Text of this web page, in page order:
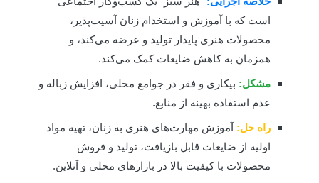
است که با آموزش و استخدام زنان آسیب‌پذیر،
محصولات هنری پایدار تولید و عرضه می‌کند، و
همزمان به کاهش ضایعات کمک می‌کند.
مشکل:بیکاری و فقر در جوامع محلی، افزایش زباله و
عدم استفاده بهینه از منابع.
راه حل:آموزش مهارت‌های هنری به زنان، تهیه مواد
اولیه از ضایعات قابل بازیافت، تولید و فروش
محصولات با کیفیت بالا در بازارهای محلی و آنلاین.